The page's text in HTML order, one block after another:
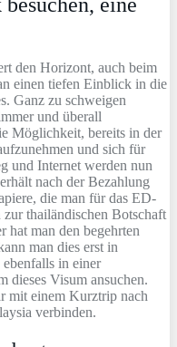
den Horizont, auch beim
einen tiefen Einblick in die
Ganz zu schweigen
und überall
Möglichkeit, bereits in der
und sich für
und Internet werden nun
nach der Bezahlung
die man für das ED-
thailändischen Botschaft
hat man den begehrten
man dies erst in
in einer
dieses Visum ansuchen.
mit einem Kurztrip nach
verbinden.